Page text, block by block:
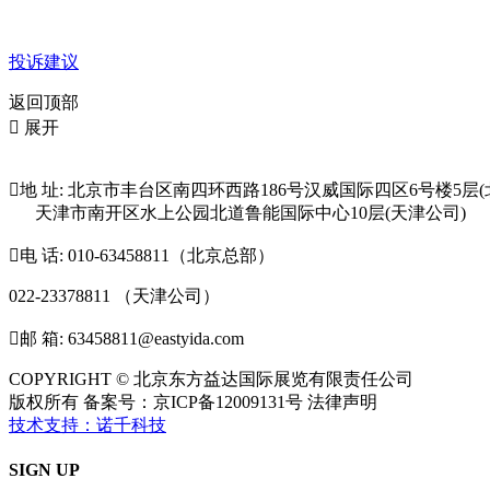
投诉建议
返回顶部
 展开
地 址: 北京市丰台区南四环西路186号汉威国际四区6号楼5层(
天津市南开区水上公园北道鲁能国际中心10层(天津公司)
电 话: 010-63458811（北京总部）
022-23378811 （天津公司）
邮 箱: 63458811@eastyida.com
COPYRIGHT © 北京东方益达国际展览有限责任公司
版权所有 备案号：京ICP备12009131号 法律声明
技术支持：诺千科技
SIGN UP